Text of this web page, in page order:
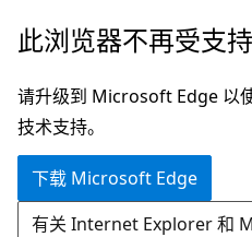
跳
主
要
内
此浏览器不再受支持
请升级到 Microsoft Edge 以
技术支持。
下载 Microsoft Edge
有关 Internet Explorer 和